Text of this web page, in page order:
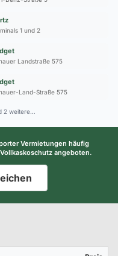
1 und 2
Landstraße 575
Land-Straße 575
2 weitere…
Vermietungen häufig
angeboten.